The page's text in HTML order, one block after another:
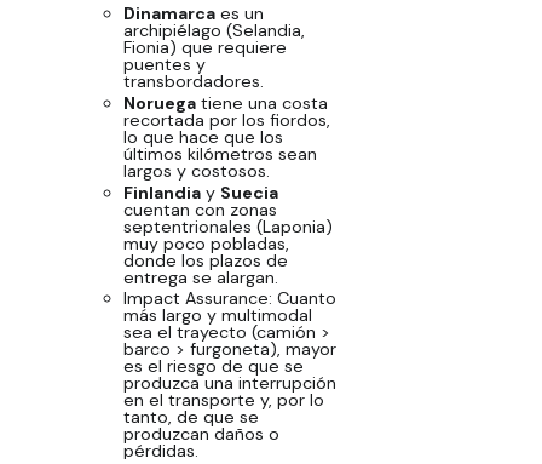
Dinamarca es un
archipiélago (Selandia,
Fionia) que requiere
puentes y
transbordadores.
Noruega tiene una costa
recortada por los fiordos,
lo que hace que los
últimos kilómetros sean
largos y costosos.
Finlandia y Suecia
cuentan con zonas
septentrionales (Laponia)
muy poco pobladas,
donde los plazos de
entrega se alargan.
Impact Assurance: Cuanto
más largo y multimodal
sea el trayecto (camión >
barco > furgoneta), mayor
es el riesgo de que se
produzca una interrupción
en el transporte y, por lo
tanto, de que se
produzcan daños o
pérdidas.